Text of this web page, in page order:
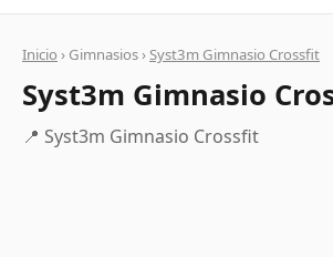
Inicio › Gimnasios ›Syst3m Gimnasio Crossfit
Syst3m Gimnasio
📍 Syst3m Gimnasio Crossfit